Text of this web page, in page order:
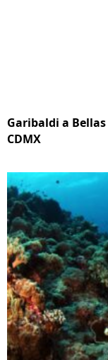
Garibaldi a
CDMX